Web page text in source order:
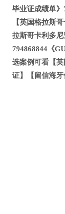
毕业证成绩单
【英国格拉斯
拉斯哥卡利多
794868844《
选案例可看【
证】【留信海牙